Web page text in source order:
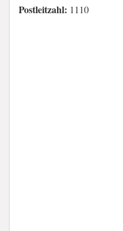
Postleitzahl: 1110